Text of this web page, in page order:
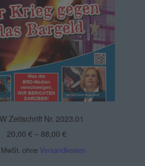
Zeitschrift Nr. 2023.01
20,00 €– 88,00 €
ohne Versandkosten